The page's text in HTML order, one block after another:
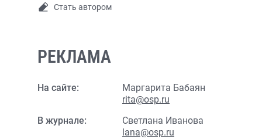
Стать автором
РЕКЛАМА
На сайте:
Маргарита Бабаян
rita@osp.ru
В журнале:
Светлана Иванова
lana@osp.ru